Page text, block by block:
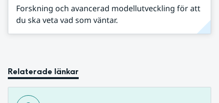
Forskning och avancerad modellutveckling för att
du ska veta vad som väntar.
Relaterade länkar